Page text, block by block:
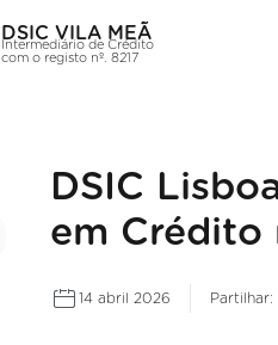
DSIC VILA MEÃ
Intermediário de Crédito
com o registo nº. 8217
DSIC
em Crédito
14 abril 2026 Partilhar: